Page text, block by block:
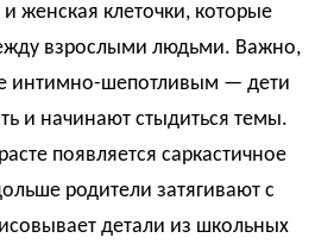
женская клеточки, которые
взрослыми людьми. Важно,
интимно-шепотливым — дети
и начинают стыдиться темы.
появляется саркастичное
родители затягивают с
детали из школьных